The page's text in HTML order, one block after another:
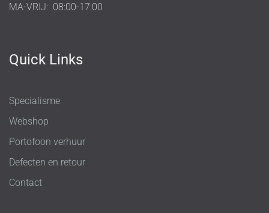
MA-VRIJ: 08:00-17:00
Quick Links
Specialisme
Webshop
Portofoon verhuur
Defecten en retour
Contact